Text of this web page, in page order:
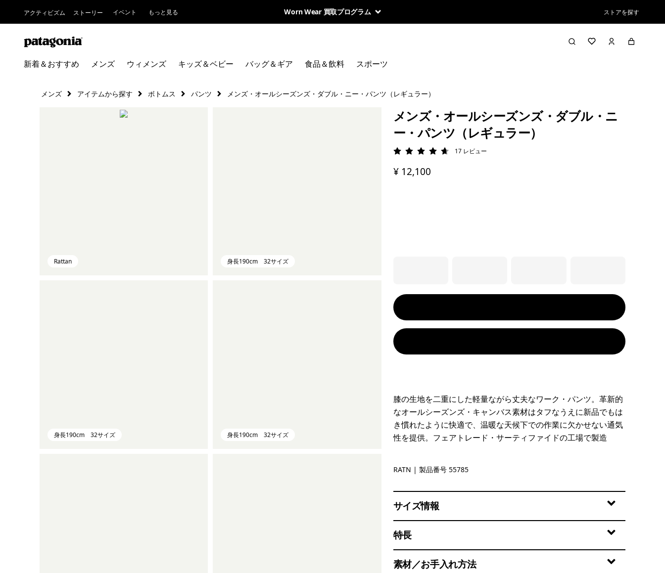
アクティビズム ストーリー イベント もっと見る Worn Wear 買取プログラム ストアを探す
新着＆おすすめ メンズ ウィメンズ キッズ＆ベビー バッグ＆ギア 食品＆飲料 スポーツ
メンズ アイテムから探す ボトムス パンツ メンズ・オールシーズンズ・ダブル・ニー・パンツ（レギュラー）
Rattan 身長190cm 32サイズ
身長190cm 32サイズ 身長190cm 32サイズ
メンズ・オールシーズンズ・ダブル・ニ
ー・パンツ（レギュラー）
評価: 4.7 / 5
17 レビュー
¥ 12,100
膝の生地を二重にした軽量ながら丈夫なワーク・パンツ。革新的
なオールシーズンズ・キャンバス素材はタフなうえに新品でもは
き慣れたように快適で、温暖な天候下での作業に欠かせない通気
性を提供。フェアトレード・サーティファイドの工場で製造
Rattan
RATN | 製品番号 55785
サイズ情報
特長
素材／お手入れ方法